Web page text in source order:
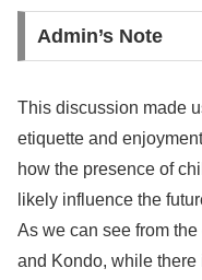
Admin’s Note
This discussion made
etiquette and
how the presence of
likely influence the
As we can see from
and Kondo, while there